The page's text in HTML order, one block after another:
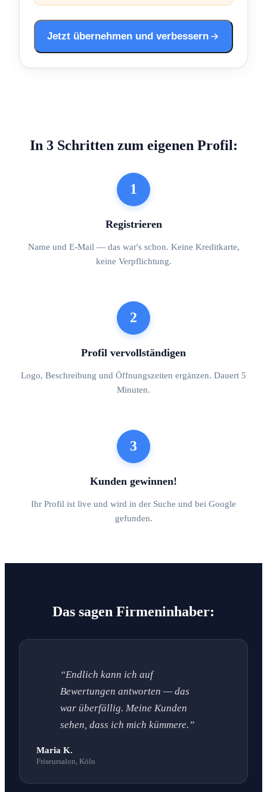
Jetzt übernehmen und verbessern
In 3 Schritten zum eigenen Profil:
1
Registrieren
Name und E-Mail — das war's schon. Keine Kreditkarte,
keine Verpflichtung.
2
Profil vervollständigen
Logo, Beschreibung und Öffnungszeiten ergänzen. Dauert 5
Minuten.
3
Kunden gewinnen!
Ihr Profil ist live und wird in der Suche und bei Google
gefunden.
Das sagen Firmeninhaber:
“Endlich kann ich auf
Bewertungen antworten — das
war überfällig. Meine Kunden
sehen, dass ich mich kümmere.”
Maria K.
Friseursalon, Köln